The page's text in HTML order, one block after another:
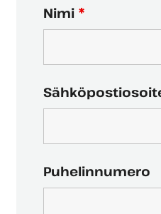
Nimi *
Puhelinnumero